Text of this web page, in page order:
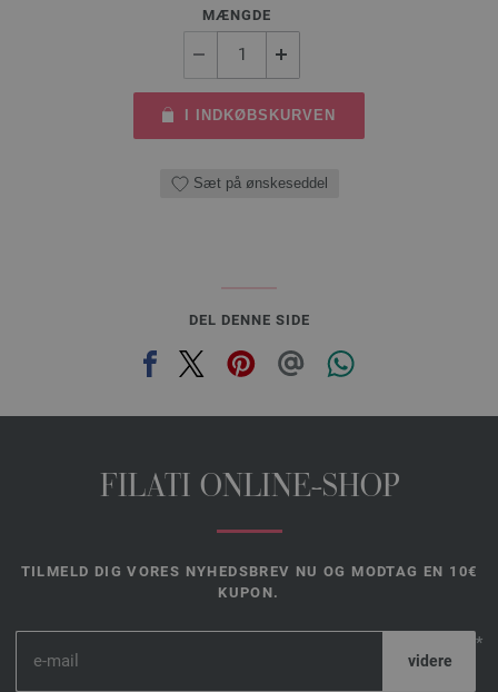
MÆNGDE
I INDKØBSKURVEN
Sæt på ønskeseddel
DEL DENNE SIDE
FILATI ONLINE-SHOP
TILMELD DIG VORES NYHEDSBREV NU OG MODTAG EN 10€
KUPON.
*